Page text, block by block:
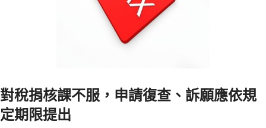
對稅捐核課不服，申請復查、訴願應依規
定期限提出